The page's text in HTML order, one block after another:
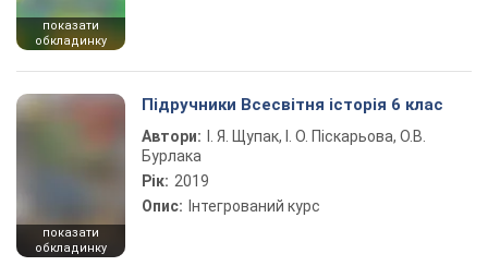
показати
обкладинку
показати
обкладинку
Підручники Всесвітня історія 6 клас
Автори:
І. Я. Щупак, І. О. Піскарьова, О.В.
Бурлака
Рік: 2019
Опис: Інтегрований курс